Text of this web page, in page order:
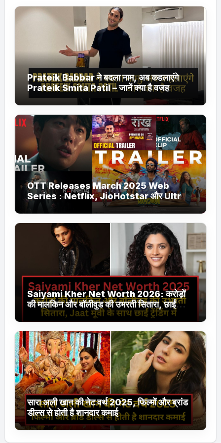
Prateik Babbar ने बदला नाम, अब कहलाएंगे
Prateik Smita Patil – जानें क्या है वजह
OTT Releases March 2025 Web
Series : Netflix, JioHotstar और Ultra
Jhakaas पर नई वेब सीरीज और फिल्में
Saiyami Kher Net Worth 2026: करोड़ों
की मालकिन और बॉलीवुड की उभरती सितारा, छाईं
ट्रेंडिंग में
सारा अली खान की नेट वर्थ 2025, फिल्मों और ब्रांड
डील्स से होती है शानदार कमाई